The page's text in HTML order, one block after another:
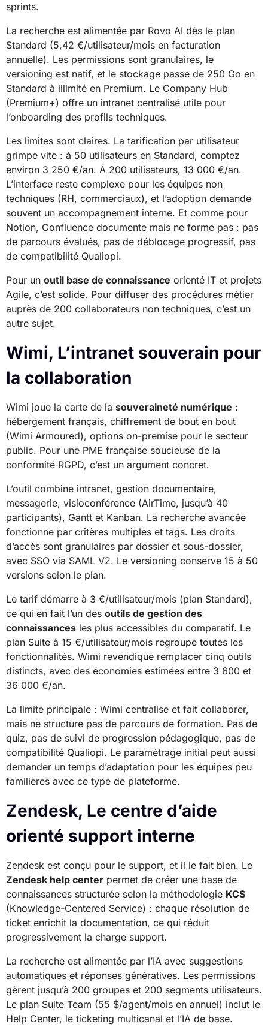
sprints.
La recherche est alimentée par Rovo AI dès le plan
Standard (5,42 €/utilisateur/mois en facturation
annuelle). Les permissions sont granulaires, le
versioning est natif, et le stockage passe de 250 Go en
Standard à illimité en Premium. Le Company Hub
(Premium+) offre un intranet centralisé utile pour
l’onboarding des profils techniques.
Les limites sont claires. La tarification par utilisateur
grimpe vite : à 50 utilisateurs en Standard, comptez
environ 3 250 €/an. À 200 utilisateurs, 13 000 €/an.
L’interface reste complexe pour les équipes non
techniques (RH, commerciaux), et l’adoption demande
souvent un accompagnement interne. Et comme pour
Notion, Confluence documente mais ne forme pas : pas
de parcours évalués, pas de déblocage progressif, pas
de compatibilité Qualiopi.
Pour un outil base de connaissance orienté IT et projets
Agile, c’est solide. Pour diffuser des procédures métier
auprès de 200 collaborateurs non techniques, c’est un
autre sujet.
Wimi, L’intranet souverain pour
la collaboration
Wimi joue la carte de la souveraineté numérique :
hébergement français, chiffrement de bout en bout
(Wimi Armoured), options on-premise pour le secteur
public. Pour une PME française soucieuse de la
conformité RGPD, c’est un argument concret.
L’outil combine intranet, gestion documentaire,
messagerie, visioconférence (AirTime, jusqu’à 40
participants), Gantt et Kanban. La recherche avancée
fonctionne par critères multiples et tags. Les droits
d’accès sont granulaires par dossier et sous-dossier,
avec SSO via SAML V2. Le versioning conserve 15 à 50
versions selon le plan.
Le tarif démarre à 3 €/utilisateur/mois (plan Standard),
ce qui en fait l’un des outils de gestion des
connaissances les plus accessibles du comparatif. Le
plan Suite à 15 €/utilisateur/mois regroupe toutes les
fonctionnalités. Wimi revendique remplacer cinq outils
distincts, avec des économies estimées entre 3 600 et
36 000 €/an.
La limite principale : Wimi centralise et fait collaborer,
mais ne structure pas de parcours de formation. Pas de
quiz, pas de suivi de progression pédagogique, pas de
compatibilité Qualiopi. Le paramétrage initial peut aussi
demander un temps d’adaptation pour les équipes peu
familières avec ce type de plateforme.
Zendesk, Le centre d’aide
orienté support interne
Zendesk est conçu pour le support, et il le fait bien. Le
Zendesk help center permet de créer une base de
connaissances structurée selon la méthodologie KCS
(Knowledge-Centered Service) : chaque résolution de
ticket enrichit la documentation, ce qui réduit
progressivement la charge support.
La recherche est alimentée par l’IA avec suggestions
automatiques et réponses génératives. Les permissions
gèrent jusqu’à 200 groupes et 200 segments utilisateurs.
Le plan Suite Team (55 $/agent/mois en annuel) inclut le
Help Center, le ticketing multicanal et l’IA de base.